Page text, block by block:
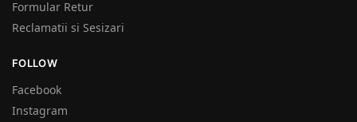
Formular Retur
Reclamatii si Sesizari
FOLLOW
Facebook
Instagram